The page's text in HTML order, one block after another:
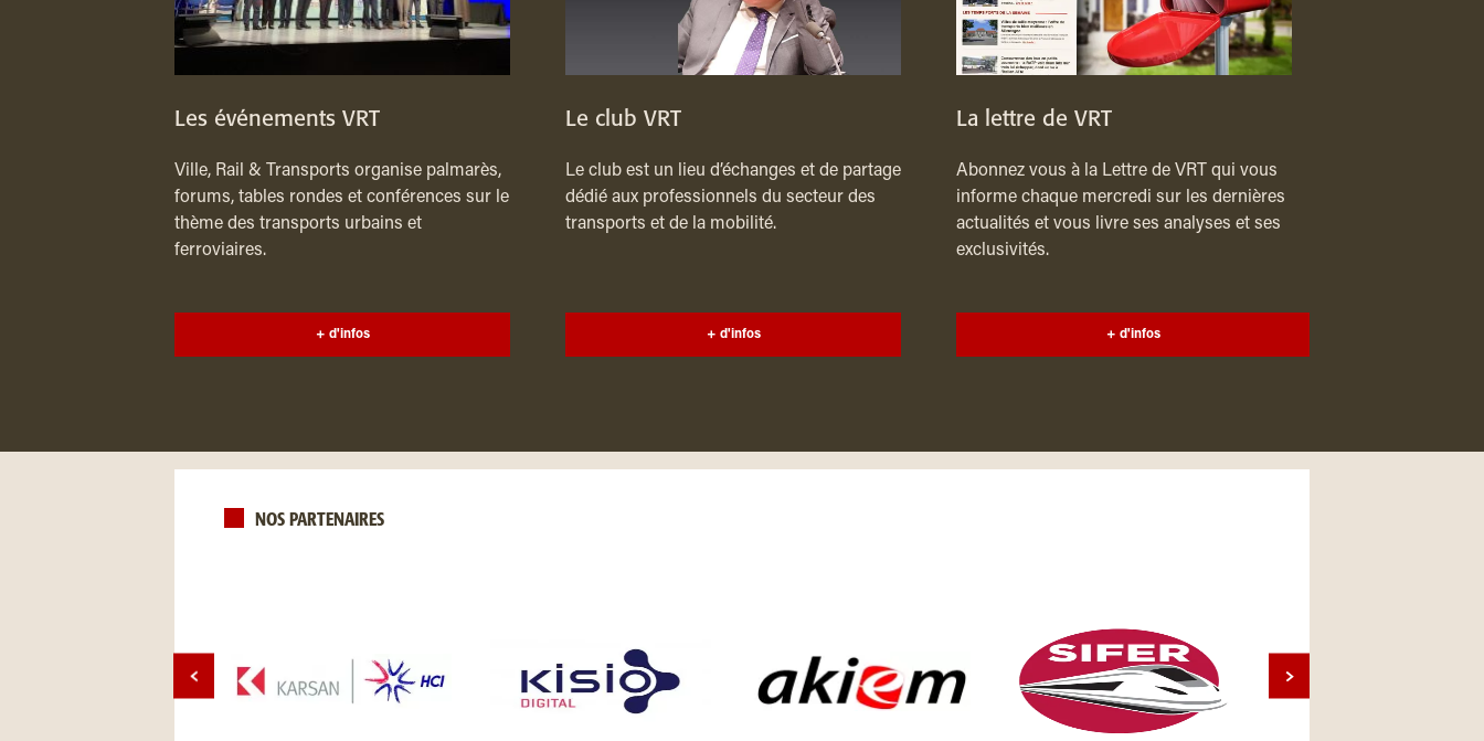
Les événements VRT
Ville, Rail & Transports organise palmarès,
forums, tables rondes et conférences sur le
thème des transports urbains et
ferroviaires.
+ d'infos
Le club VRT
Le club est un lieu d’échanges et de partage
dédié aux professionnels du secteur des
transports et de la mobilité.
+ d'infos
La lettre de VRT
Abonnez vous à la Lettre de VRT qui vous
informe chaque mercredi sur les dernières
actualités et vous livre ses analyses et ses
exclusivités.
+ d'infos
NOS PARTENAIRES